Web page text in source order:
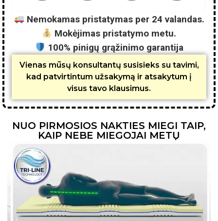
Nemokamas pristatymas per 24 valandas.
Mokėjimas pristatymo metu.
100% pinigų grąžinimo garantija
Vienas mūsų konsultantų susisieks su tavimi,
kad patvirtintum užsakymą ir atsakytum į
visus tavo klausimus.
NUO PIRMOSIOS NAKTIES MIEGI TAIP,
KAIP NEBE MIEGOJAI METŲ